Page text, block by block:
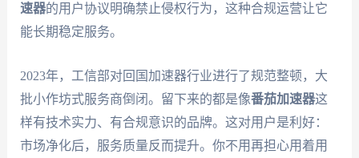
速器的用户协议明确禁止侵权行为，这种合规运营让它
能长期稳定服务。
2023年，工信部对回国加速器行业进行了规范整顿，大
批小作坊式服务商倒闭。留下来的都是像番茄加速器这
样有技术实力、有合规意识的品牌。这对用户是利好：
市场净化后，服务质量反而提升。你不用再担心用着用